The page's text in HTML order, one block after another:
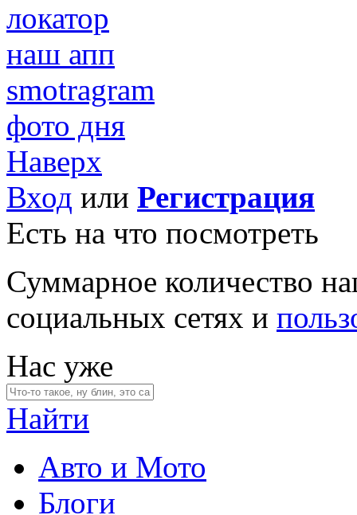
локатор
наш апп
smotragram
фото дня
Наверх
Вход или Регистрация
Есть на что посмотреть
Суммарное количество
социальных сетях и
Нас уже
Найти
Авто и Мото
Блоги